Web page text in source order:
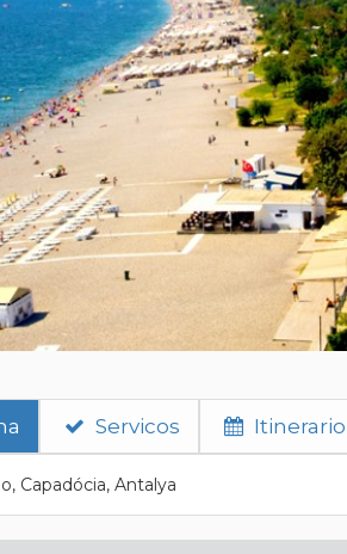
Servicos Itinerario
Capadócia, Antalya